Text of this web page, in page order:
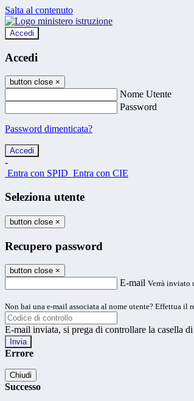
Salta al contenuto
Accedi
Accedi
button close ×
Nome Utente
Password
Password dimenticata?
-
Entra con SPID Entra con CIE
Seleziona utente
button close ×
Recupero password
button close ×
E-mail Verrà inviato
Non hai una e-mail associata al nome utente? Effettua il
E-mail inviata, si prega di controllare la casella
Errore
Chiudi
Successo